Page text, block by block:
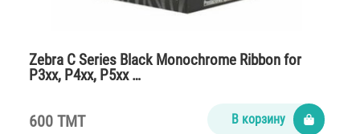
Zebra C Series Black Monochrome Ribbon for
P3xx, P4xx, P5xx …
600 TMT В корзину